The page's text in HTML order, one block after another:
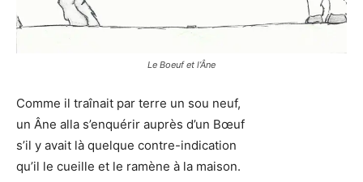
Le Boeuf et l’Âne
Comme il traînait par terre un sou neuf,
un Âne alla s’enquérir auprès d’un Bœuf
s’il y avait là quelque contre-indication
qu’il le cueille et le ramène à la maison.